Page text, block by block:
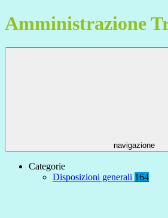
Amministrazione
navigazione
Categorie
Disposizioni generali 164